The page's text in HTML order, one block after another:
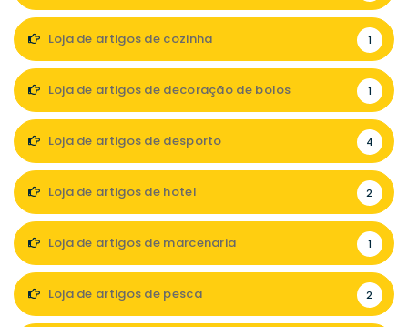
Loja de artigos de cozinha 1
Loja de artigos de decoração de bolos 1
Loja de artigos de desporto 4
Loja de artigos de hotel 2
Loja de artigos de marcenaria 1
Loja de artigos de pesca 2